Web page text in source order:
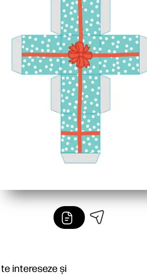
intereseze și